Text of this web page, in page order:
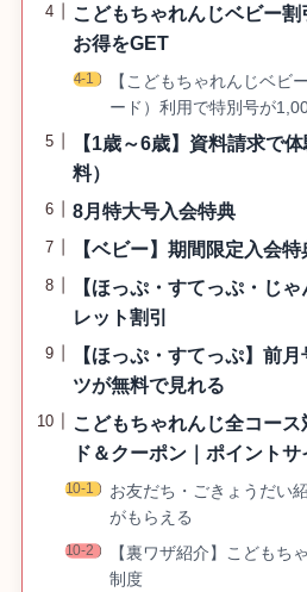
こどもちゃれんじベビー
お得をGET
【こどもちゃれんじベビ
ード）利用で特別号が
【1歳～6歳】資料請求で
料）
8月特大号入会特典
【ベビー】期間限定入会
【ほっぷ・すてっぷ・じ
レット割引
【ほっぷ・すてっぷ】前
ツが無料で見れる
こどもちゃれんじ全コー
ド＆クーポン｜ポイント
お友だち・ごきょうだい
がもらえる
【裏ワザ紹介】こどもち
制度